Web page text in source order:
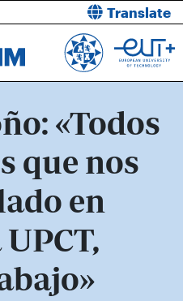
Translate
«Todos
que nos
en